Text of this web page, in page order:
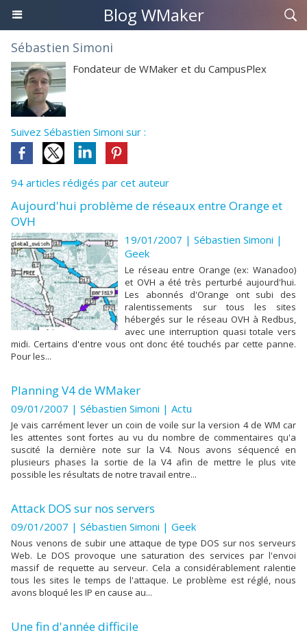
Blog WMaker
Sébastien Simoni
Fondateur de WMaker et du CampusPlex
Suivez Sébastien Simoni sur :
94 articles rédigés par cet auteur
Aujourd'hui problème de réseaux entre Orange et
OVH
19/01/2007 | Sébastien Simoni |
Geek
Le réseau entre Orange (ex: Wanadoo)
et OVH a été très perturbé aujourd'hui.
Les abonnés d'Orange ont subi des
ralentissements sur tous les sites
hébergés sur le réseau OVH à Redbus,
avec une interruption quasi totale vers
midi. Certains d'entre vous ont donc été touchés par cette panne.
Pour les...
Planning V4 de WMaker
09/01/2007 | Sébastien Simoni | Actu
Je vais carrément lever un coin de voile sur la version 4 de WM car
les attentes sont fortes au vu du nombre de commentaires qu'a
suscité la dernière note sur la V4. Nous avons séquencé en
plusieurs phases la sortie de la V4 afin de mettre le plus vite
possible les résultats de notre travail entre...
Attack DOS sur nos servers
09/01/2007 | Sébastien Simoni | Geek
Nous venons de subir une attaque de type DOS sur nos serveurs
Web. Le DOS provoque une saturation des services par l'envoi
massif de requette au serveur. Cela a considérablement ralentie
tous les sites le temps de l'attaque. Le problème est réglé, nous
avons bloqué les IP en cause au...
Une fin d'année difficile